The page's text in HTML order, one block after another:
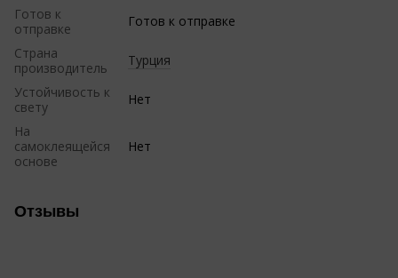
Готов к
отправке
Готов к отправке
Страна
производитель
Турция
Устойчивость к
свету
Нет
На
самоклеящейся
основе
Нет
Отзывы